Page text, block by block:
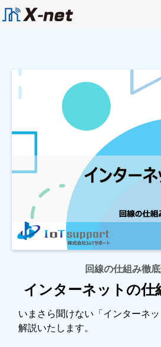
回線の仕組み徹
インターネットの仕
いまさら聞けない「インターネ
解説いたします。